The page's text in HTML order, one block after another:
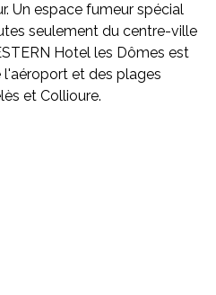
Un espace fumeur spécial
seulement du centre-ville
Hotel les Dômes est
l'aéroport et des plages
et Collioure.